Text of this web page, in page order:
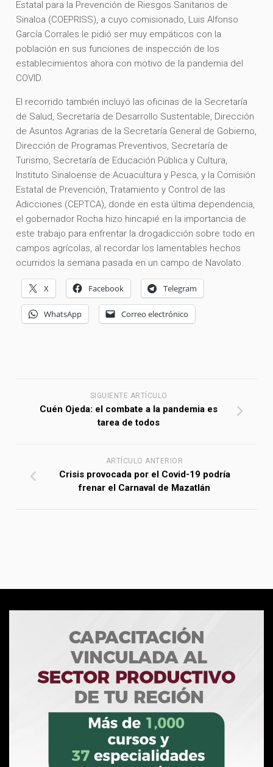
Estatal para la Prevención de Riesgos Sanitarios de
Sinaloa (COEPRISS), a cuyo comisionado, Luis Alfonso
García Corrales le pidió ser muy empáticos con la
población en sus funciones de inspección de los
establecimientos ahora con motivo de la pandemia del
COVID.
El recorrido también incluyó las oficinas de la Secretaría
de Salud, Secretaría de Desarrollo Sustentable, Dirección
de Asuntos Agrarias de la Secretaría General de Gobierno,
Dirección de Programas Preventivos, Secretaría de
Turismo, Secretaría de Educación Pública y Cultura,
Instituto Sinaloense de Acuacultura y Pesca, y la Comisión
Estatal de Prevención, Tratamiento y Control de las
Adicciones (CEPTCA), donde en esta última dependencia,
el gobernador Rocha hizo hincapié en la importancia de
este trabajo para enfrentar la drogadicción sobre todo en
campos agrícolas, al recordar los lamentables hechos
ocurridos la semana pasada en un campo de Navolato.
X Facebook Telegram
WhatsApp Correo electrónico
SIGUIENTE ARTÍCULO
Cuén Ojeda: el combate a la pandemia es
tarea de todos
ARTÍCULO ANTERIOR
Crisis provocada por el Covid-19 podría
frenar el Carnaval de Mazatlán